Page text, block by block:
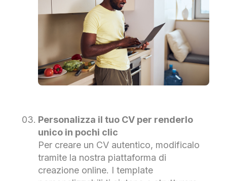
Personalizza il tuo CV per renderlo
unico in pochi clic
Per creare un CV autentico, modificalo
tramite la nostra piattaforma di
creazione online. I template